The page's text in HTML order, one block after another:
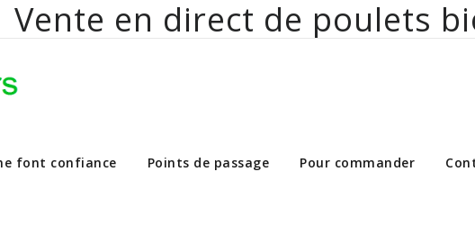
Vente en direct de poulets
direct de poulets bio aux particuliers et
font confiance Points de passage Pour commander